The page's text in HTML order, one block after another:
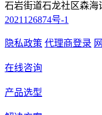
石岩街道石龙社区森海
2021126874号-1
隐私政策 代理商登录
在线咨询
产品选型